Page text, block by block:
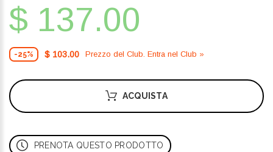
$ 137.00
-25% $ 103.00 Prezzo del Сlub. Entra nel Сlub »
ACQUISTA
PRENOTA QUESTO PRODOTTO